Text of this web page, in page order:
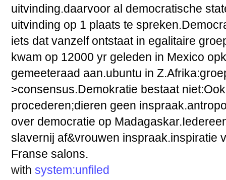
uitvinding.daarvoor al democratische
uitvinding op 1 plaats te
iets dat vanzelf ontstaat in egalitaire
kwam op 12000 yr geleden in Mexico
gemeeteraad aan.ubuntu in
>consensus.Demokratie bestaat
procederen;dieren geen
over democratie op
slavernij af&vrouwen inspraak.inspiratie
Franse salons.
with system:unfiled